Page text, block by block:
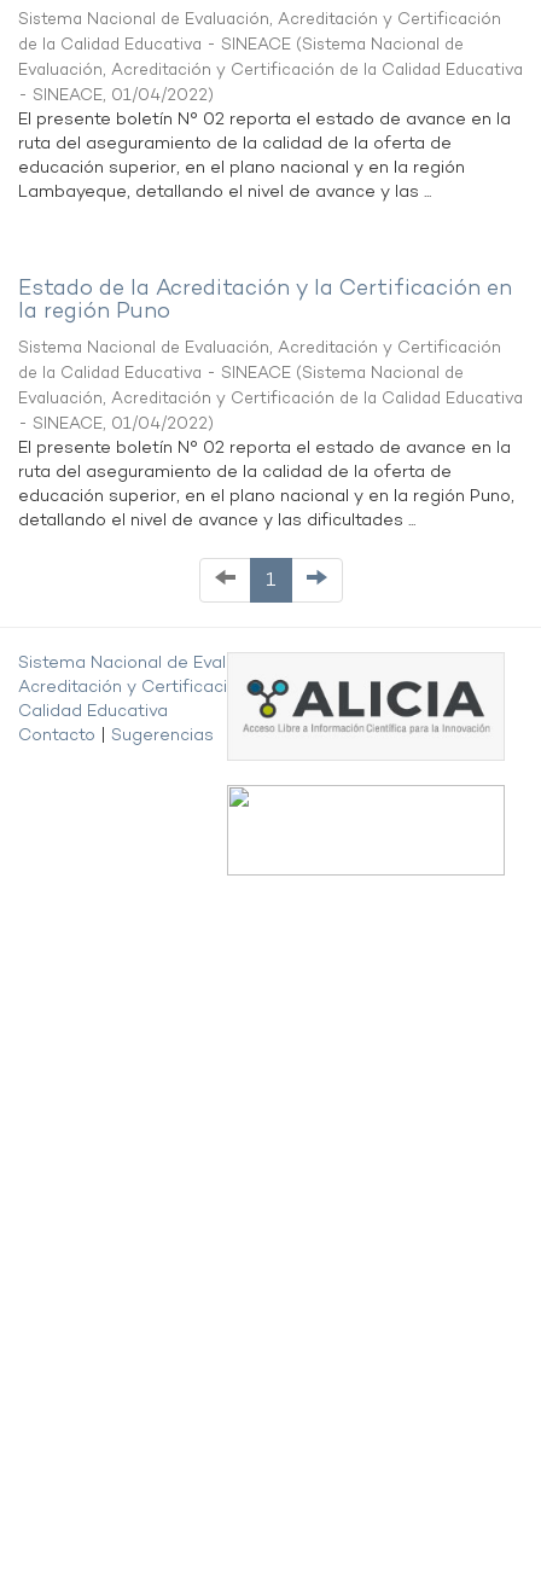
Sistema Nacional de Evaluación, Acreditación y Certificación
de la Calidad Educativa - SINEACE (Sistema Nacional de
Evaluación, Acreditación y Certificación de la Calidad Educativa
- SINEACE, 01/04/2022)
El presente boletín N° 02 reporta el estado de avance en la
ruta del aseguramiento de la calidad de la oferta de
educación superior, en el plano nacional y en la región
Lambayeque, detallando el nivel de avance y las ...
Estado de la Acreditación y la Certificación en
la región Puno
Sistema Nacional de Evaluación, Acreditación y Certificación
de la Calidad Educativa - SINEACE (Sistema Nacional de
Evaluación, Acreditación y Certificación de la Calidad Educativa
- SINEACE, 01/04/2022)
El presente boletín N° 02 reporta el estado de avance en la
ruta del aseguramiento de la calidad de la oferta de
educación superior, en el plano nacional y en la región Puno,
detallando el nivel de avance y las dificultades ...
1
Sistema Nacional de Evaluación,
Acreditación y Certificación de la
Calidad Educativa
Contacto
Sugerencias